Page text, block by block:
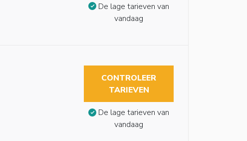
De lage tarieven van
vandaag
CONTROLEER
TARIEVEN
De lage tarieven van
vandaag